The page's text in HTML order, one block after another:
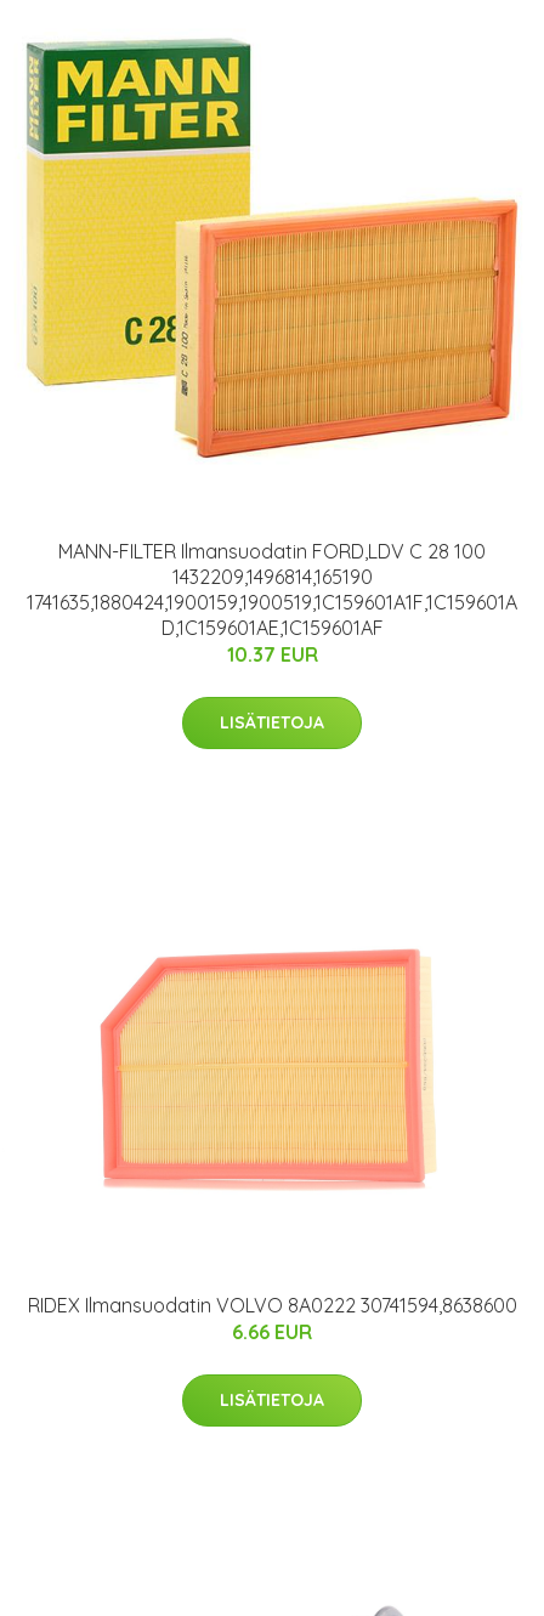
MANN-FILTER Ilmansuodatin FORD,LDV C 28 100
1432209,1496814,165190
1741635,1880424,1900159,1900519,1C159601A1F,1C159601A
D,1C159601AE,1C159601AF
10.37 EUR
LISÄTIETOJA
RIDEX Ilmansuodatin VOLVO 8A0222 30741594,8638600
6.66 EUR
LISÄTIETOJA